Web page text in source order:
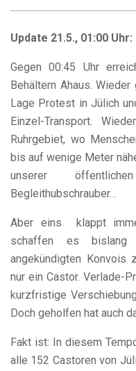
Update 21.5., 01:00 Uhr:
Gegen 00:45 Uhr
Behältern Ahaus.
Lage Protest in Jülich
Einzel-Transport.
Ruhrgebiet, wo
bis auf wenige Meter
unserer
Begleithubschrauber…
Aber eins klappt
schaffen es
angekündigten Konvois
nur ein Castor. Verlade-
kurzfristige
Doch geholfen hat auch
Fakt ist: In diesem
alle 152 Castoren von